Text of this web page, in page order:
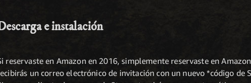
e instalación
reservaste en Amazon en 2016, simplemente reservaste en
un correo electrónico de invitación con un nuevo *código de